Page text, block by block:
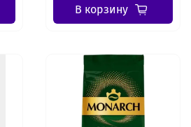
В корзину